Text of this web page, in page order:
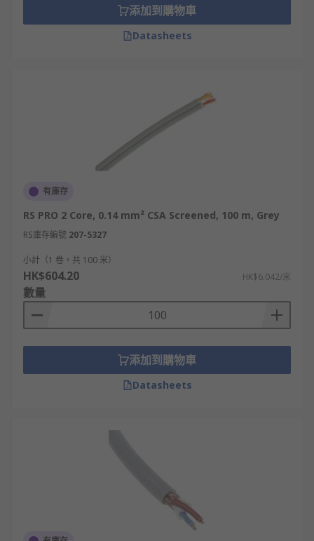
添加到購物車
Datasheets
有庫存
RS PRO 2 Core, 0.14 mm² CSA Screened, 100 m, Grey
RS庫存編號 207-5327
小計（1 卷，共 100 米）
HK$604.20 HK$6.042/米
數量
添加到購物車
Datasheets